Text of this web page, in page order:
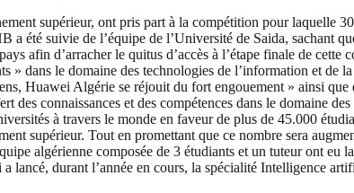
supérieur, ont pris part à la compétition pour laquelle
été suivie de l’équipe de l’Université de Saida, sachant
afin d’arracher le quitus d’accès à l’étape finale de
» dans le domaine des technologies de l’information et
Huawei Algérie se réjouit du fort engouement » ainsi
connaissances et des compétences dans le domaine
à travers le monde en faveur de plus de 45.000
supérieur. Tout en promettant que ce nombre sera
algérienne composée de 3 étudiants et un tuteur ont eu
durant l’année en cours, la spécialité Intelligence